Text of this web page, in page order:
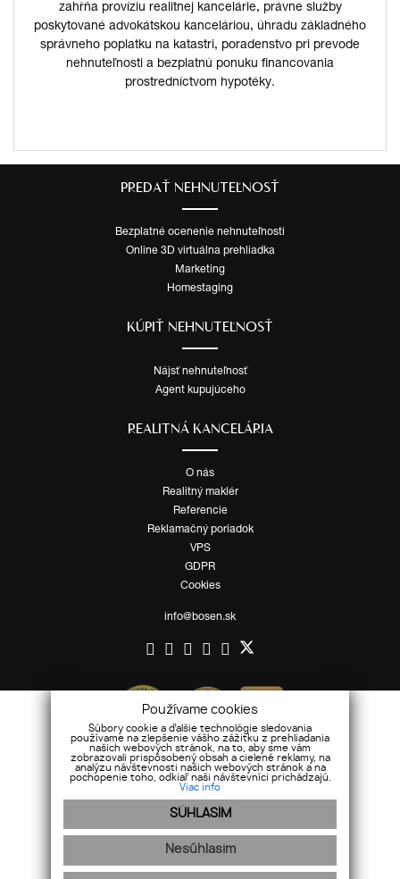
Používame cookies
Súbory cookie a ďalšie technológie sledovania
používame na zlepšenie vášho zážitku z prehliadania
našich webových stránok, na to, aby sme vám
zobrazovali prispôsobený obsah a cielené reklamy, na
analýzu návštevnosti našich webových stránok a na
pochopenie toho, odkiaľ naši návštevníci prichádzajú.
Viac info
SÚHLASÍM
Nesúhlasím
zahŕňa províziu realitnej kancelárie, právne služby
poskytované advokátskou kanceláriou, úhradu základného
správneho poplatku na katastri, poradenstvo pri prevode
nehnuteľnosti a bezplatnú ponuku financovania
prostredníctvom hypotéky.
PREDAŤ NEHNUTEĽNOSŤ
Bezplatné ocenenie nehnuteľnosti
Online 3D virtuálna prehliadka
Marketing
Homestaging
KÚPIŤ NEHNUTEĽNOSŤ
Nájsť nehnuteľnosť
Agent kupujúceho
REALITNÁ KANCELÁRIA
O nás
Realitný maklér
Referencie
Reklamačný poriadok
VPS
GDPR
Cookies
info@bosen.sk
Mapa stránok| Ochrana osobných údajov